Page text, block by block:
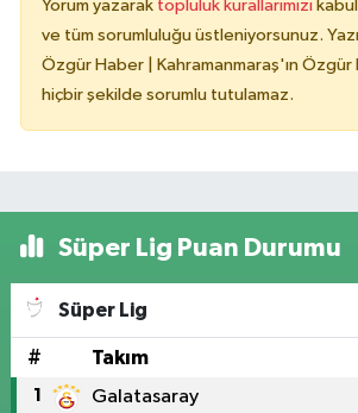
Yorum yazarak topluluk kurallarımızı
ve tüm sorumluluğu üstleniyorsunuz.
Özgür Haber | Kahramanmaraş'ın Özgür
hiçbir şekilde sorumlu tutulamaz.
Süper Lig Puan Durumu
Süper Lig
# Takım
1 Galatasaray